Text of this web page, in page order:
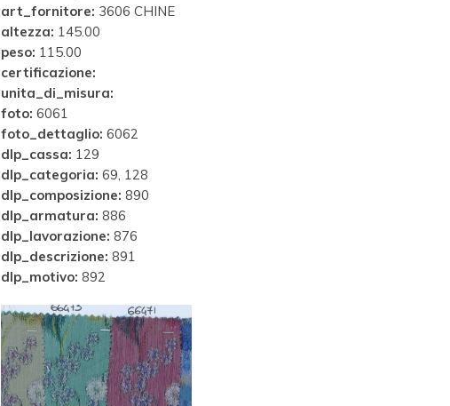
art_fornitore: 3606 CHINE
altezza: 145.00
peso: 115.00
certificazione:
unita_di_misura:
foto: 6061
foto_dettaglio: 6062
dlp_cassa: 129
dlp_categoria: 69, 128
dlp_composizione: 890
dlp_armatura: 886
dlp_lavorazione: 876
dlp_descrizione: 891
dlp_motivo: 892